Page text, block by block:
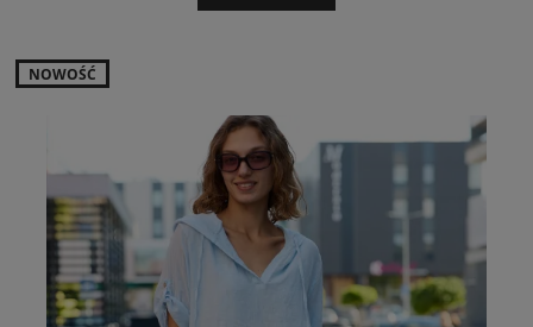
NOWOŚĆ